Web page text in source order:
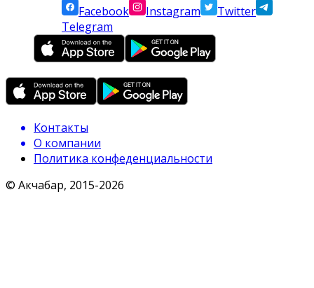
Facebook
Instagram
Twitter
Telegram
Контакты
О компании
Политика конфеденциальности
© Акчабар, 2015-2026